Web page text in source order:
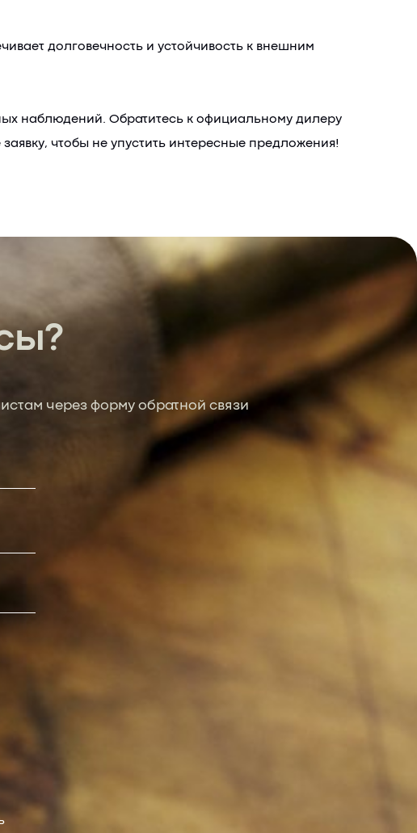
долговечность и устойчивость к внешним
наблюдений. Обратитесь к официальному дилеру
чтобы не упустить интересные предложения!
через форму обратной связи